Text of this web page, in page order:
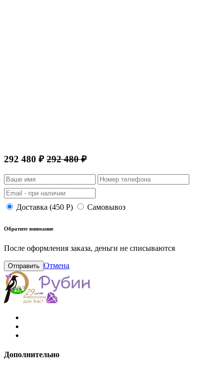
292 480 ₽ 292 480 ₽
Доставка (450 Р) Самовывоз
Обратите внимание
После оформления заказа, деньги не списываются
Отправить Отмена
Дополнительно